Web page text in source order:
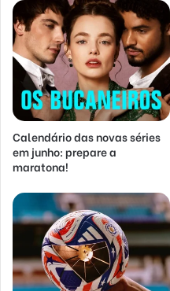
Calendário das novas séries
em junho: prepare a
maratona!